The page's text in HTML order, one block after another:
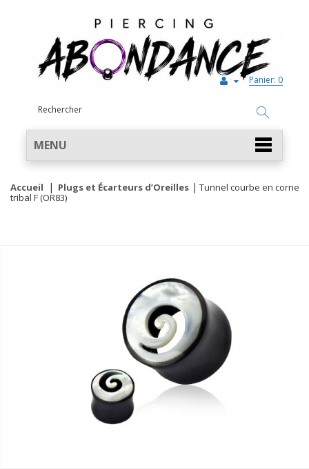
Panier: 0
MENU
Accueil Plugs et Écarteurs d’Oreilles
Tunnel courbe en corne
tribal F (OR83)